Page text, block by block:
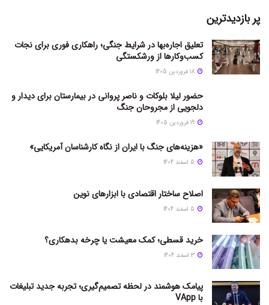
پر بازدیدترین
تعلیق اجاره‌بها در شرایط جنگی؛ راهکاری فوری برای نجات
کسب‌وکارها از ورشکستگی
حضور لیلا بلوکات و ناصر پروانی در بیمارستان برای دیدار و
دلجویی از مجروحان جنگ
«هزینه‌های جنگ با ایران از نگاه کارشناسان آمریکایی»
اصلاح ساختار اقتصادی با ابزارهای نوین
خرید قسطی؛ کمک معیشت یا چرخه بدهکاری؟
پیامک هوشمند در لحظه تصمیم‌گیری؛ تجربه جدید تبلیغات
با VApp